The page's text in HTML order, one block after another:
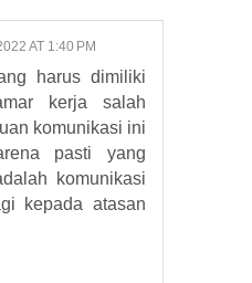
AT 1:40 PM
harus dimiliki
kerja salah
komunikasi ini
pasti yang
komunikasi
kepada atasan